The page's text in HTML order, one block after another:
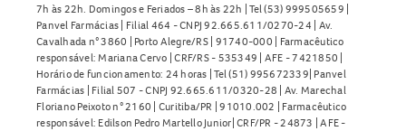
7h às 22h. Domingos e Feriados – 8h às 22h | Tel (53) 999505659 |
Panvel Farmácias | Filial 464 - CNPJ 92.665.611/0270-24 | Av.
Cavalhada n° 3860 | Porto Alegre/RS | 91740-000 | Farmacêutico
responsável: Mariana Cervo | CRF/RS - 535349 | AFE - 7421850 |
Horário de funcionamento: 24 horas | Tel (51) 995672339| Panvel
Farmácias | Filial 507 - CNPJ 92.665.611/0320-28 | Av. Marechal
Floriano Peixoto n° 2160 | Curitiba/PR | 91010.002 | Farmacêutico
responsável: Edilson Pedro Martello Junior| CRF/PR - 24873 | AFE -